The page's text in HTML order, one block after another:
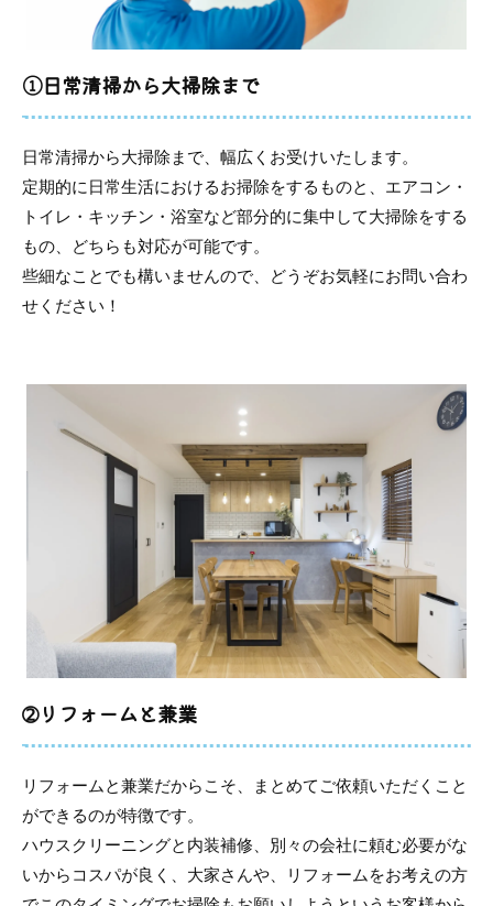
①日常清掃から大掃除まで
日常清掃から大掃除まで、幅広くお受けいたします。
定期的に日常生活におけるお掃除をするものと、エアコン・
トイレ・キッチン・浴室など部分的に集中して大掃除をする
もの、どちらも対応が可能です。
些細なことでも構いませんので、どうぞお気軽にお問い合わ
せください！
➁リフォームと兼業
リフォームと兼業だからこそ、まとめてご依頼いただくこと
ができるのが特徴です。
ハウスクリーニングと内装補修、別々の会社に頼む必要がな
いからコスパが良く、大家さんや、リフォームをお考えの方